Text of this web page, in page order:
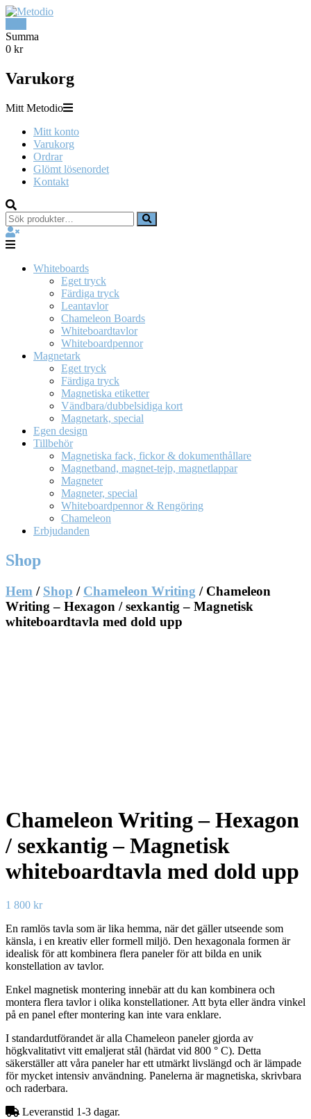
Hoppa
innehåll
Metodio
Lean
Management
Boards
Summa
0 kr
Varukorg
Mitt Metodio
Mitt konto
Varukorg
Ordrar
Glömt lösenordet
Kontakt
Sök
efter:
Whiteboards
Eget tryck
Färdiga tryck
Leantavlor
Chameleon Boards
Whiteboardtavlor
Whiteboardpennor
Magnetark
Eget tryck
Färdiga tryck
Magnetiska etiketter
Vändbara/dubbelsidiga kort
Magnetark, special
Egen design
Tillbehör
Magnetiska fack, fickor & dokumenthållare
Magnetband, magnet-tejp, magnetlappar
Magneter
Magneter, special
Whiteboardpennor & Rengöring
Chameleon
Erbjudanden
Shop
Hem / Shop / Chameleon Writing / Chameleon
Writing – Hexagon / sexkantig – Magnetisk
whiteboardtavla med dold upp
Chameleon Writing – Hexagon
/ sexkantig – Magnetisk
whiteboardtavla med dold upp
1 800 kr
En ramlös tavla som är lika hemma, när det gäller utseende som
känsla, i en kreativ eller formell miljö. Den hexagonala formen är
idealisk för att kombinera flera paneler för att bilda en unik
konstellation av tavlor.
Enkel magnetisk montering innebär att du kan kombinera och
montera flera tavlor i olika konstellationer. Att byta eller ändra vinkel
på en panel efter montering kan inte vara enklare.
I standardutförandet är alla Chameleon paneler gjorda av
högkvalitativt vitt emaljerat stål (härdat vid 800 ° C). Detta
säkerställer att våra paneler har ett utmärkt livslängd och är lämpade
för mycket intensiv användning. Panelerna är magnetiska, skrivbara
och raderbara.
Leveranstid 1-3 dagar.